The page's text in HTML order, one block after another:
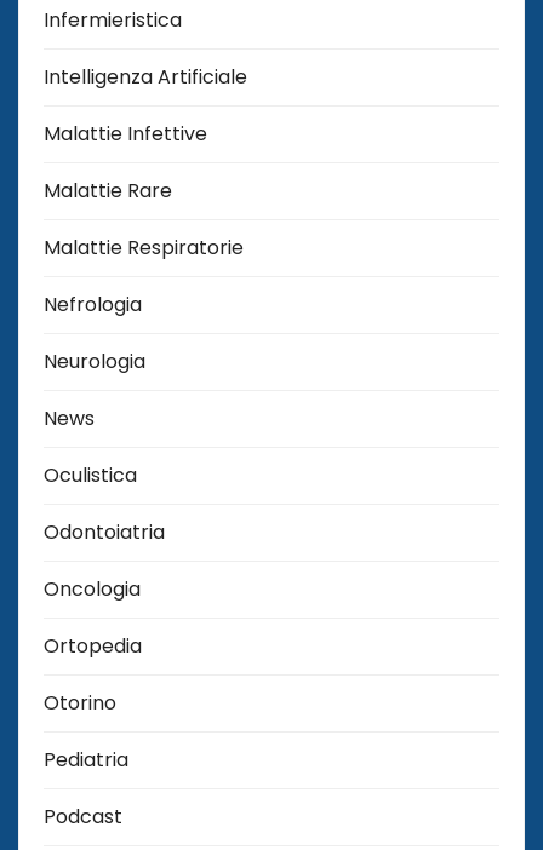
Infermieristica
Intelligenza Artificiale
Malattie Infettive
Malattie Rare
Malattie Respiratorie
Nefrologia
Neurologia
News
Oculistica
Odontoiatria
Oncologia
Ortopedia
Otorino
Pediatria
Podcast